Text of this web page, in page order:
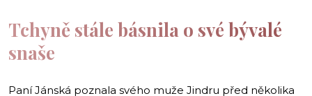
Tchyně stále básnila o své bývalé
snaše
Paní Jánská poznala svého muže Jindru před několika